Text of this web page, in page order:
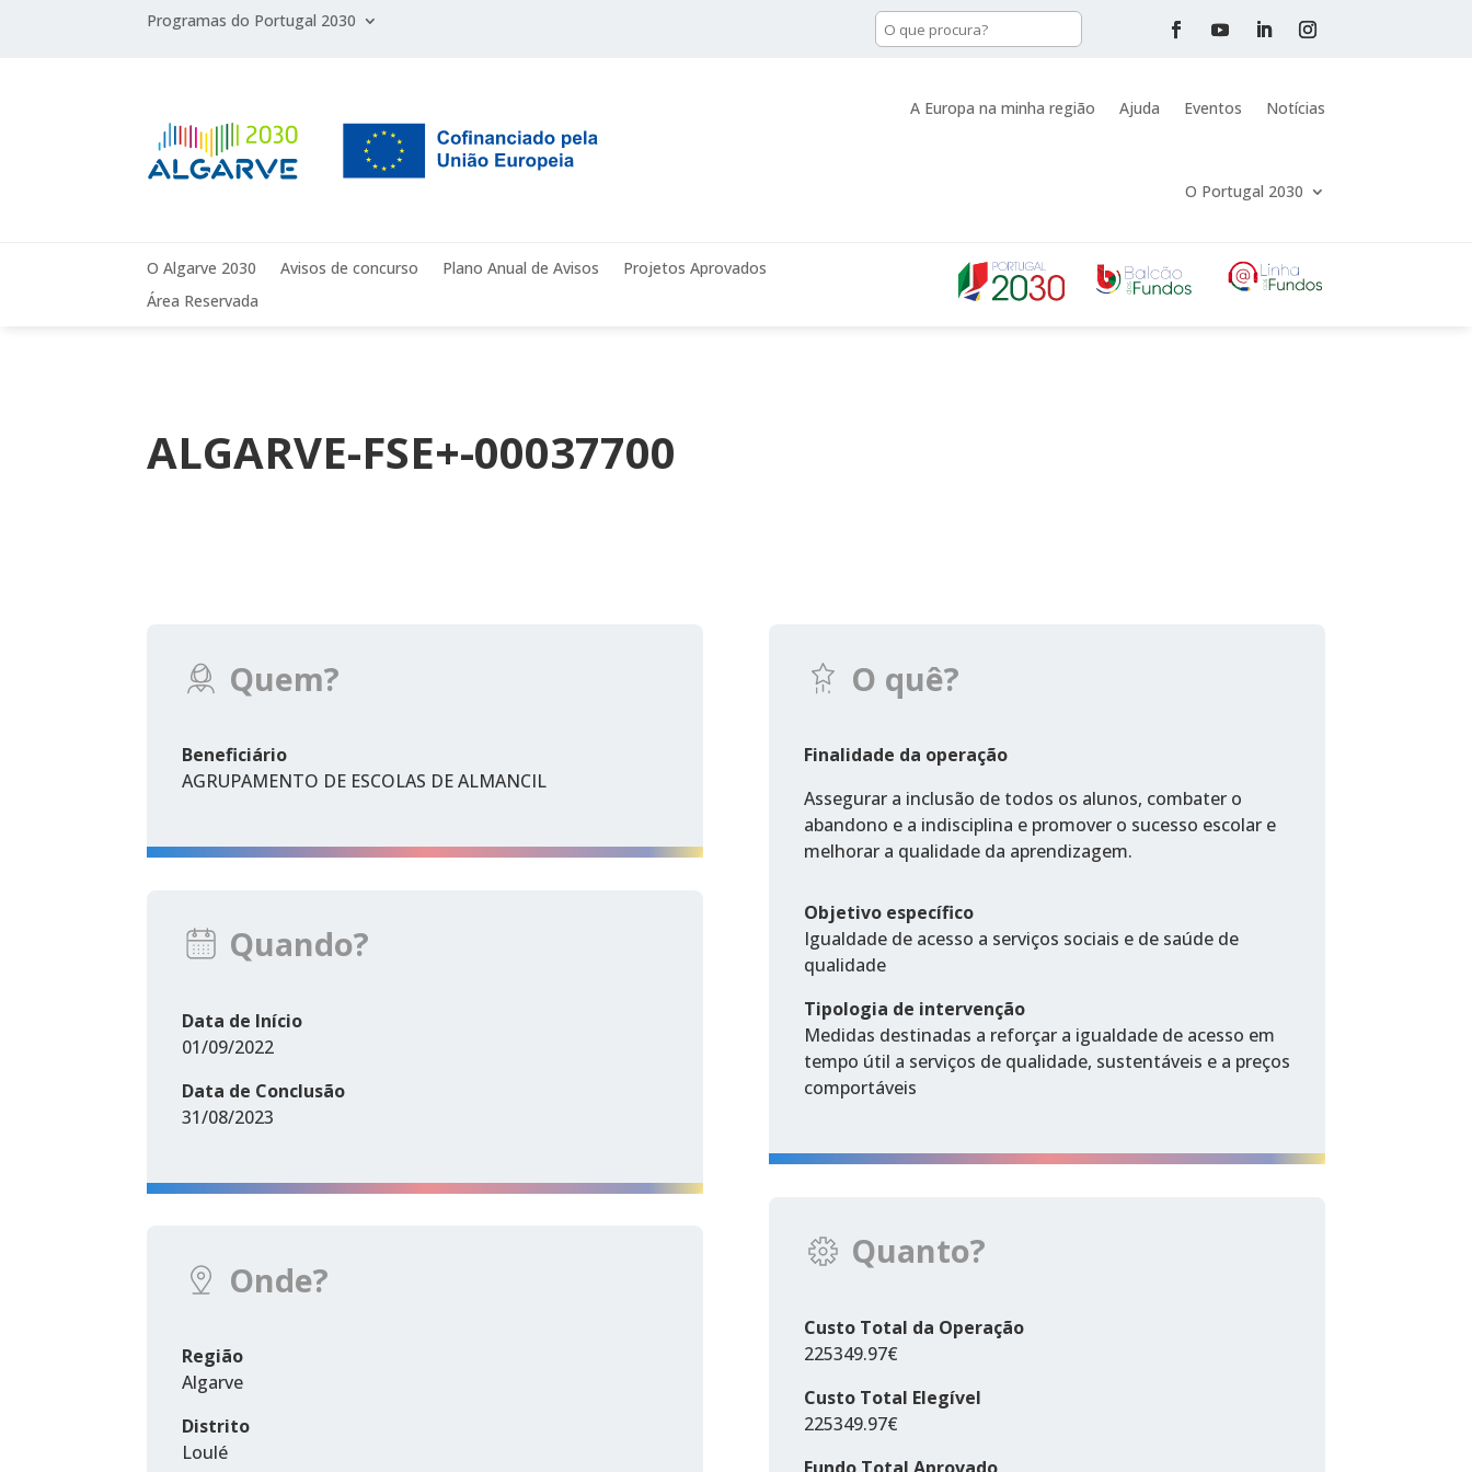
Programas do Portugal 2030
A Europa na minha região Ajuda Eventos Notícias
O Portugal 2030
O Algarve 2030 Avisos de concurso Plano Anual de Avisos
Projetos Aprovados
Área Reservada
ALGARVE-FSE+-00037700
Quem?
Beneficiário
AGRUPAMENTO DE ESCOLAS DE ALMANCIL
Quando?
Data de Início
01/09/2022
Data de Conclusão
31/08/2023
Onde?
Região
Algarve
Distrito
Loulé
O quê?
Finalidade da operação
Assegurar a inclusão de todos os alunos, combater o
abandono e a indisciplina e promover o sucesso escolar e
melhorar a qualidade da aprendizagem.
Objetivo específico
Igualdade de acesso a serviços sociais e de saúde de
qualidade
Tipologia de intervenção
Medidas destinadas a reforçar a igualdade de acesso em
tempo útil a serviços de qualidade, sustentáveis e a preços
comportáveis
Quanto?
Custo Total da Operação
225349.97€
Custo Total Elegível
225349.97€